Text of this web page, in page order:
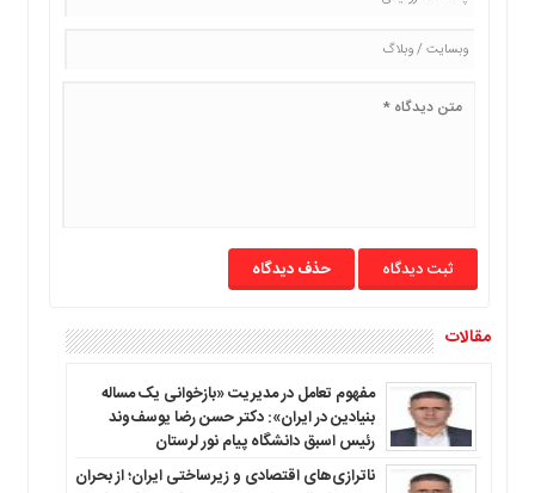
حذف دیدگاه
مقالات
مفهوم تعامل در مدیریت «بازخوانی یک مساله
بنیادین در ایران»: دکتر حسن رضا یوسف‌وند
رئیس اسبق دانشگاه پیام نور لرستان
ناترازی‌های اقتصادی و زیرساختی ایران؛ از بحران